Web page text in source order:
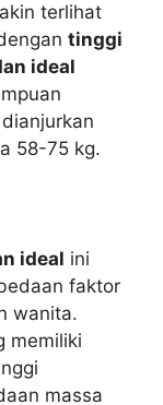
terlihat
tinggi
ideal
58-75 kg.
ideal ini
faktor
wanita.
memiliki
massa